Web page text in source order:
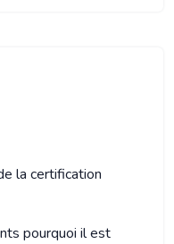
la certification
pourquoi il est